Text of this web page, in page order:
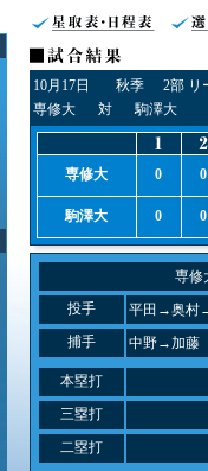
10月17日 秋季
2部 リ
専修大
対 駒澤大
専修大 0 0
駒澤大 0 0
専修
投手
平田→奥村
捕手
中野→加藤
本塁打
三塁打
二塁打